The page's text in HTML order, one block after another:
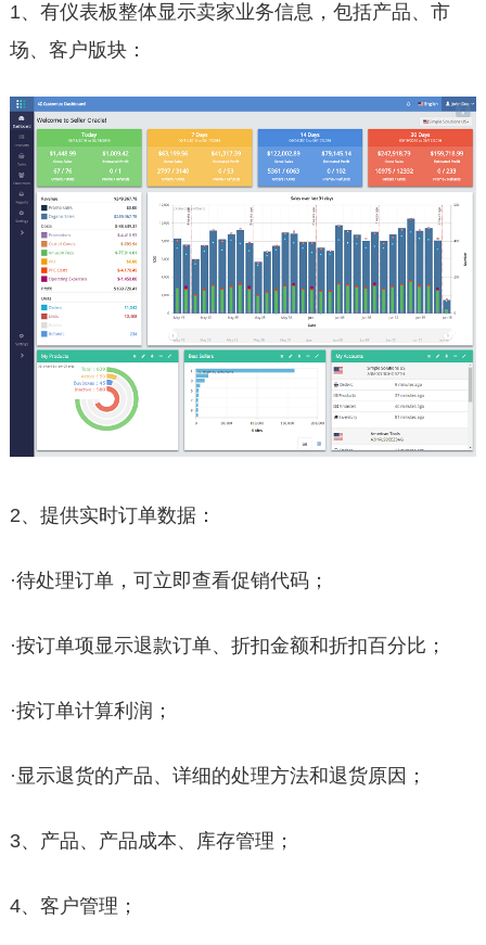
1、有仪表板整体显示卖家业务信息，包括产品、市
场、客户版块：
2、提供实时订单数据：
·待处理订单，可立即查看促销代码；
·按订单项显示退款订单、折扣金额和折扣百分比；
·按订单计算利润；
·显示退货的产品、详细的处理方法和退货原因；
3、产品、产品成本、库存管理；
4、客户管理；